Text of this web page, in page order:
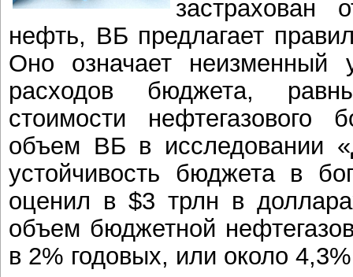
застрахован
нефть, ВБ предлагает
Оно означает неизменный
расходов бюджета,
стоимости нефтегазового
объем ВБ в исследовании
устойчивость бюджета в
оценил в $3 трлн в
объем бюджетной
в 2% годовых, или около